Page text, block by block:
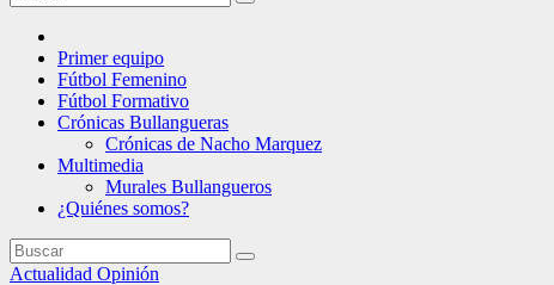
Primer equipo
Fútbol Femenino
Fútbol Formativo
Crónicas Bullangueras
Crónicas de Nacho Marquez
Multimedia
Murales Bullangueros
¿Quiénes somos?
Actualidad Opinión